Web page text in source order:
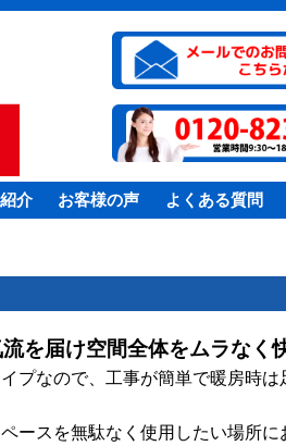
介 お客様の声 よくある質問
を届け空間全体をムラなく
プなので、工事が簡単で暖房時は
ースを無駄なく使用したい場所に